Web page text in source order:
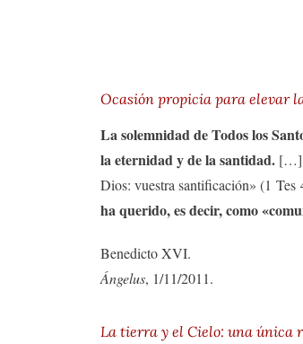
Ocasión propicia para elevar
La solemnidad de Todos los
la eternidad y de la santidad. […]
Dios: vuestra santificación» (1 Tes
ha querido, es decir, como
Benedicto XVI.
Ángelus, 1/11/2011.
La tierra y el Cielo: una única